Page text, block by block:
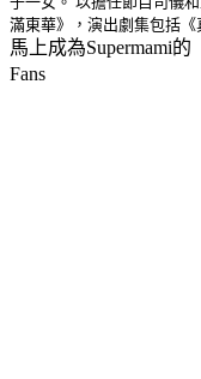
滿東華》，演出劇集包括《
馬上成為Supermami的
Fans